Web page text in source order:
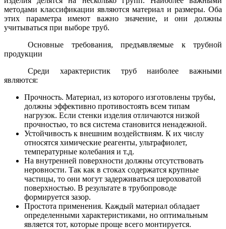
методами классификации являются материал и размеры. Оба
этих параметра имеют важно значение, и они должны
учитываться при выборе труб.
Основные требования, предъявляемые к трубной
продукции
Среди характеристик труб наиболее важными
являются:
Прочность. Материал, из которого изготовлены трубы,
должны эффективно противостоять всем типам
нагрузок. Если стенки изделия отличаются низкой
прочностью, то вся система становится ненадежной.
Устойчивость к внешним воздействиям. К их числу
относятся химические реагенты, ультрафиолет,
температурные колебания и т.д.
На внутренней поверхности должны отсутствовать
неровности. Так как в стоках содержатся крупные
частицы, то они могут задерживаться шероховатой
поверхностью. В результате в трубопроводе
формируется зазор.
Простота применения. Каждый материал обладает
определенными характеристиками, но оптимальным
является тот, которые проще всего монтируется.